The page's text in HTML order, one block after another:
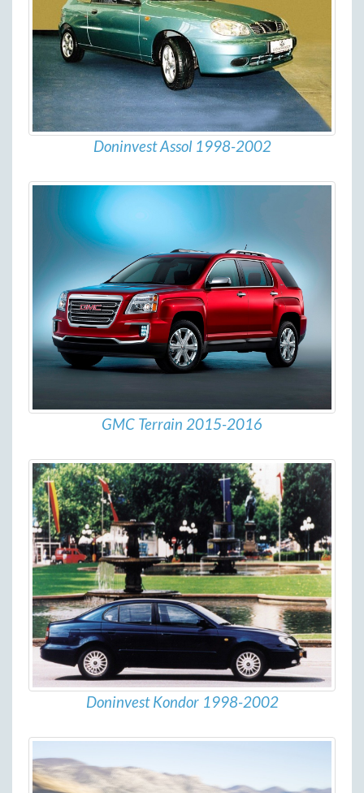
Doninvest Assol 1998-2002
GMC Terrain 2015-2016
Doninvest Kondor 1998-2002